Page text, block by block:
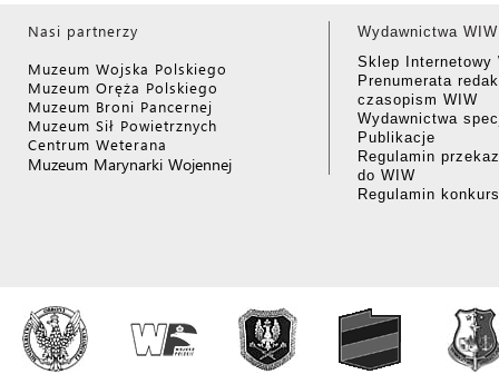
Nasi partnerzy
Muzeum Wojska Polskiego
Muzeum Oręża Polskiego
Muzeum Broni Pancernej
Muzeum Sił Powietrznych
Centrum Weterana
Muzeum Marynarki Wojennej
Wydawnictwa WIW
Sklep Internetowy
Prenumerata
czasopism WIW
Wydawnictwa
Publikacje
Regulamin
do WIW
Regulamin